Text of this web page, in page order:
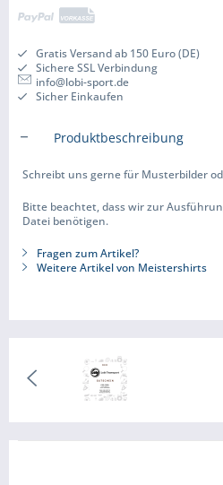
Gratis Versand ab 150 Euro (DE)
Sichere SSL Verbindung
info@lobi-sport.de
Sicher Einkaufen
Produktbeschreibung
Schreibt uns gerne für Musterbilder
Bitte beachtet, dass wir zur
Datei benötigen.
Fragen zum Artikel?
Weitere Artikel von Meistershirts